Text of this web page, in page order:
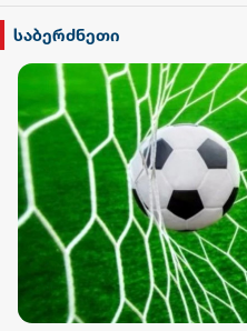
სილქ უნივერსალი
TV პირველი
ფორმულა
რიონი
საბერძნეთი